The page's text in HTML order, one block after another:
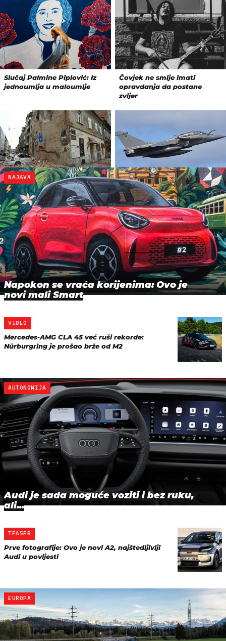
NAJAVA
Napokon se vraća korijenima: Ovo je
novi mali Smart
VIDEO
Mercedes-AMG CLA 45 već ruši rekorde:
Nürburgring je prošao brže od M2
AUTONOMIJA
Audi je sada moguće voziti i bez ruku,
ali...
TEASER
Prve fotografije: Ovo je novi A2, najštedljiviji
Audi u povijesti
EUROPA